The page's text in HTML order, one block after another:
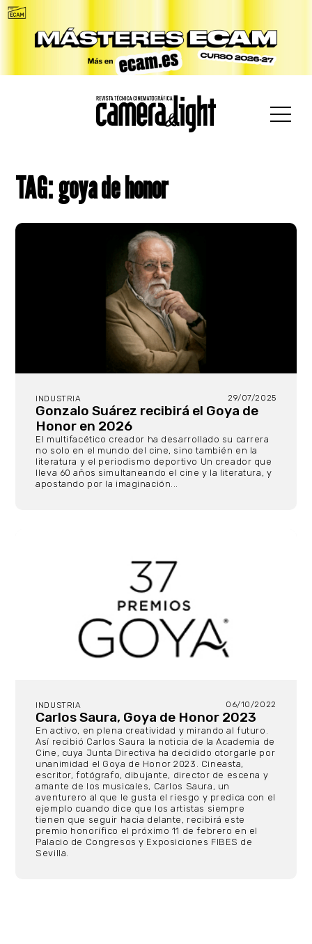
TAG: goya de honor
INDUSTRIA 29/07/2025
Gonzalo Suárez recibirá el Goya de
Honor en 2026
El multifacético creador ha desarrollado su carrera
no solo en el mundo del cine, sino también en la
literatura y el periodismo deportivo Un creador que
lleva 60 años simultaneando el cine y la literatura, y
apostando por la imaginación...
INDUSTRIA 06/10/2022
Carlos Saura, Goya de Honor 2023
En activo, en plena creatividad y mirando al futuro.
Así recibió Carlos Saura la noticia de la Academia de
Cine, cuya Junta Directiva ha decidido otorgarle por
unanimidad el Goya de Honor 2023. Cineasta,
escritor, fotógrafo, dibujante, director de escena y
amante de los musicales, Carlos Saura, un
aventurero al que le gusta el riesgo y predica con el
ejemplo cuando dice que los artistas siempre
tienen que seguir hacia delante, recibirá este
premio honorífico el próximo 11 de febrero en el
Palacio de Congresos y Exposiciones FIBES de
Sevilla.